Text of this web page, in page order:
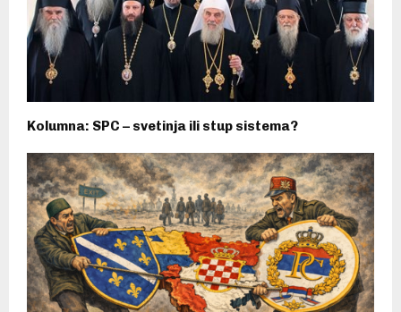
Kolumna: SPC – svetinja ili stup sistema?